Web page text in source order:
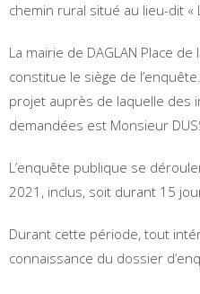
chemin rural situé au lieu-dit «
La mairie de DAGLAN Place de
constitue le siège de
projet auprès de laquelle des
demandées est Monsieur
L’enquête publique se
2021, inclus, soit durant 15
Durant cette période, tout
connaissance du dossier